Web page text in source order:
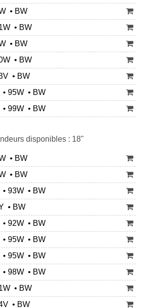
• BW
• BW
• BW
• BW
• BW
95W • BW
99W • BW
disponibles : 18"
• BW
• BW
93W • BW
• BW
92W • BW
95W • BW
95W • BW
98W • BW
• BW
• BW